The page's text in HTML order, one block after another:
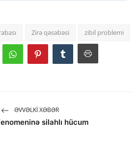
Zirə qəsəbəsi zibil problemi
ƏVVƏLKI XƏBƏR
silahlı hücum